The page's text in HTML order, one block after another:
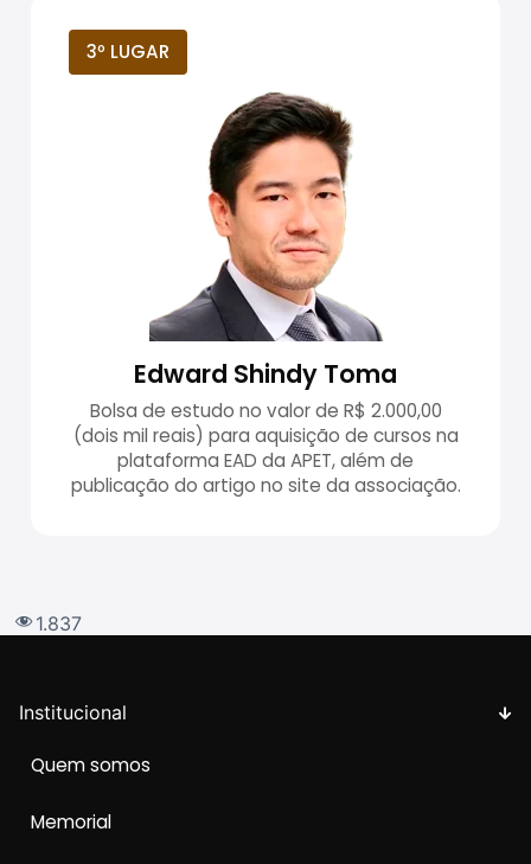
3º LUGAR
Edward Shindy Toma
Bolsa de estudo no valor de R$ 2.000,00
(dois mil reais) para aquisição de cursos na
plataforma EAD da APET, além de
publicação do artigo no site da associação.
1.837
Institucional
Quem somos
Memorial